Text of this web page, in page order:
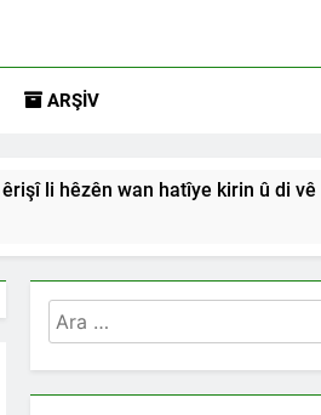
ARŞIV
li hêzên wan hatîye kirin û di vê
‘’Kadı Muhammed ve
Arama: